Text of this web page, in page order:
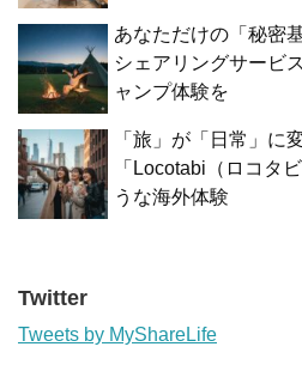
あなただけの「秘密
シェアリングサービ
ャンプ体験を
「旅」が「日常」に
「Locotabi（ロコタ
うな海外体験
Twitter
Tweets by MyShareLife